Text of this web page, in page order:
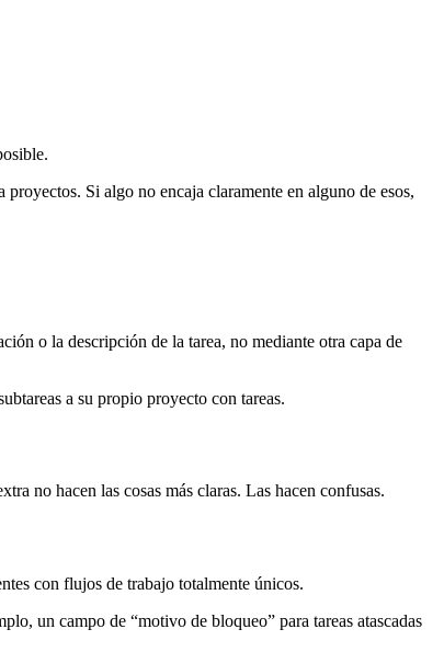
Si algo no encaja claramente en alguno de esos,
o la descripción de la tarea, no mediante otra capa de
a su propio proyecto con tareas.
no hacen las cosas más claras. Las hacen confusas.
con flujos de trabajo totalmente únicos.
un campo de “motivo de bloqueo” para tareas atascadas